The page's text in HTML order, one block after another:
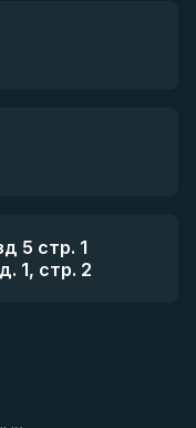
5 стр. 1
1, стр. 2